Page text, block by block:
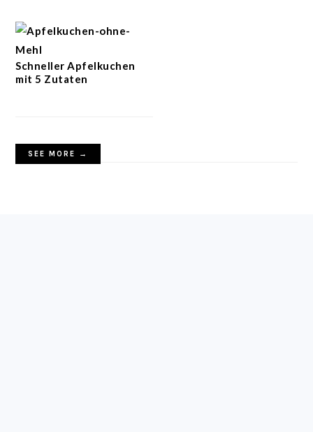
Schneller Apfelkuchen
mit 5 Zutaten
SEE MORE →